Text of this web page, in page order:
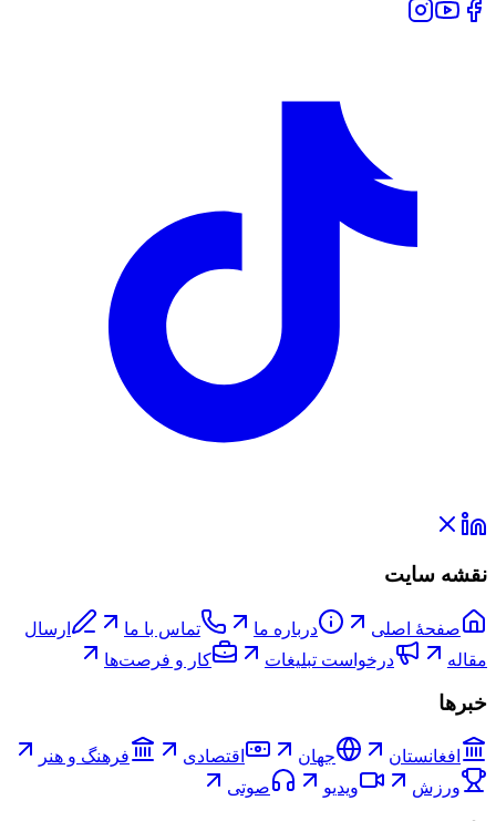
نقشه سایت
صفحۀ اصلی درباره ما تماس با ما
ارسال
مقاله
درخواست تبلیغات کار و فرصت‌ها
خبرها
افغانستان جهان اقتصادی
فرهنگ و هنر
ورزش
ویدیو صوتی